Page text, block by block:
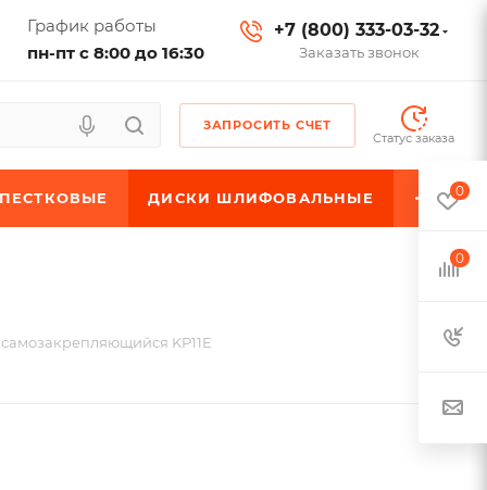
График работы
пн-пт с 8:00 до 16:30
+7 (800) 333-03-32
Заказать звонок
ЗАПРОСИТЬ СЧЕТ
Статус заказа
ДИСКИ ШЛИФОВАЛЬНЫЕ
KP11E
0
0